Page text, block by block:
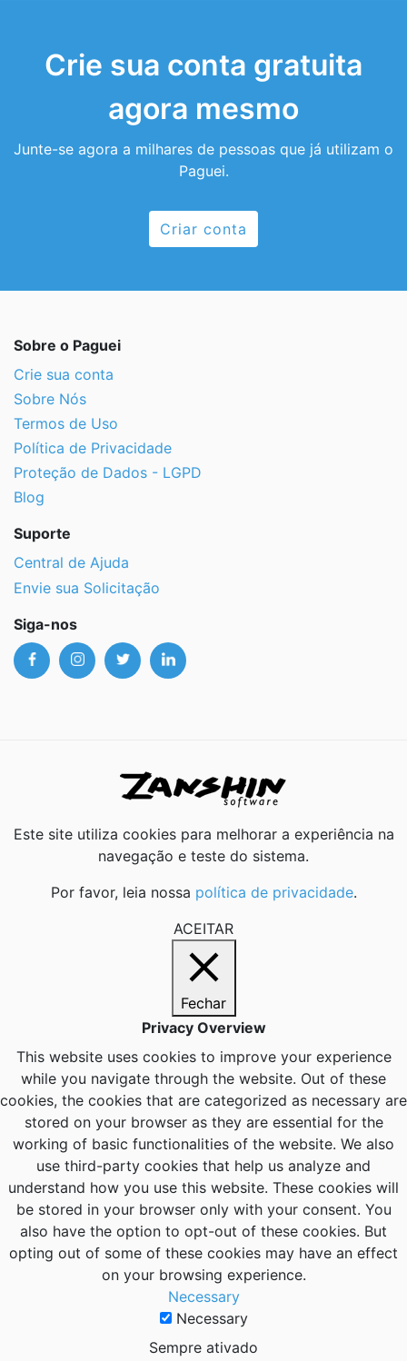
Crie sua conta gratuita
agora mesmo
Junte-se agora a milhares de pessoas que já utilizam o
Paguei.
Criar conta
Sobre o Paguei
Crie sua conta
Sobre Nós
Termos de Uso
Política de Privacidade
Proteção de Dados - LGPD
Blog
Suporte
Central de Ajuda
Envie sua Solicitação
Siga-nos
Este site utiliza cookies para melhorar a experiência na
navegação e teste do sistema.
Por favor, leia nossa política de privacidade.
ACEITAR
Fechar
Privacy Overview
This website uses cookies to improve your experience
while you navigate through the website. Out of these
cookies, the cookies that are categorized as necessary are
stored on your browser as they are essential for the
working of basic functionalities of the website. We also
use third-party cookies that help us analyze and
understand how you use this website. These cookies will
be stored in your browser only with your consent. You
also have the option to opt-out of these cookies. But
opting out of some of these cookies may have an effect
on your browsing experience.
Necessary
Necessary
Sempre ativado